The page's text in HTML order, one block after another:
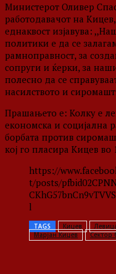
Министерот Оливер
работодавачот на
еднаквост изјавува:
политики е да се
рамноправност, за
сопруги и ќерки, за
полесно да се
насилството и
Прашањето е: Колку е
економска и социјална
борбата против
кој го пласира Кицев
https://
t/posts/
l
TAGS Кицев
Марјан Кицев
Сектор